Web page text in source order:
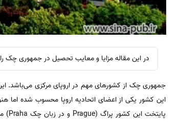
در این مقاله مزایا و معایب تحصیل در جمهوری چک
جمهوری چک از کشورهای مهم در اروپای مرکزی می‌باشد. این